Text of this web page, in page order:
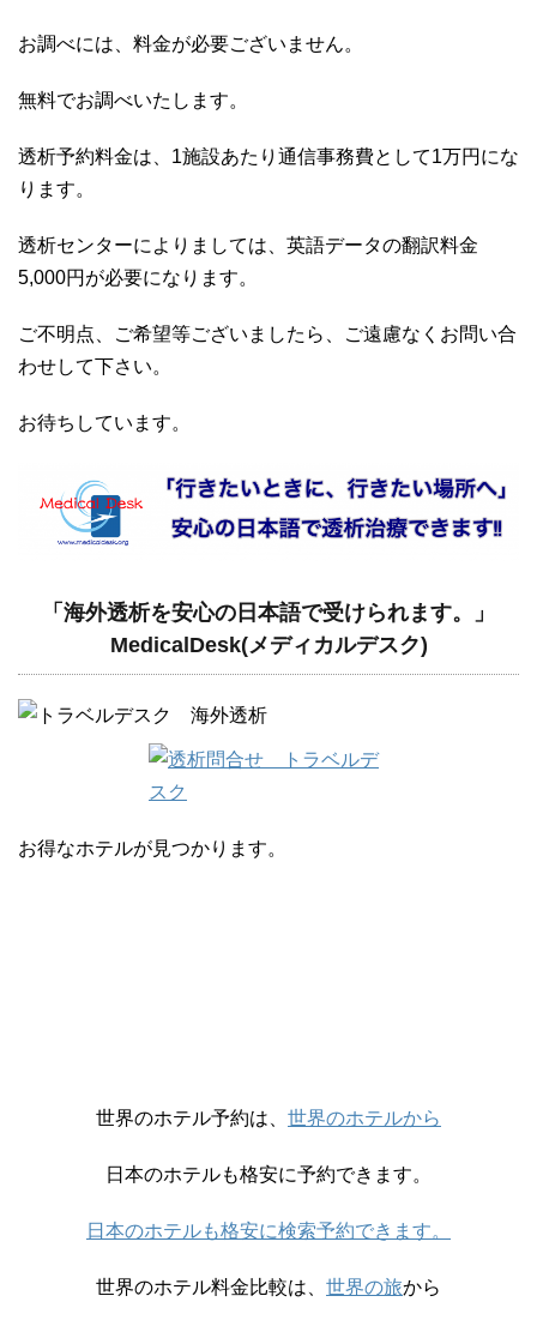
お調べには、料金が必要ございません。
無料でお調べいたします。
透析予約料金は、1施設あたり通信事務費として1万円にな
ります。
透析センターによりましては、英語データの翻訳料金
5,000円が必要になります。
ご不明点、ご希望等ございましたら、ご遠慮なくお問い合
わせして下さい。
お待ちしています。
「海外透析を安心の日本語で受けられます。」
MedicalDesk(メディカルデスク)
お得なホテルが見つかります。
世界のホテル予約は、 世界のホテルから
日本のホテルも格安に予約できます。
日本のホテルも格安に検索予約できます。
世界のホテル料金比較は、 世界の旅から